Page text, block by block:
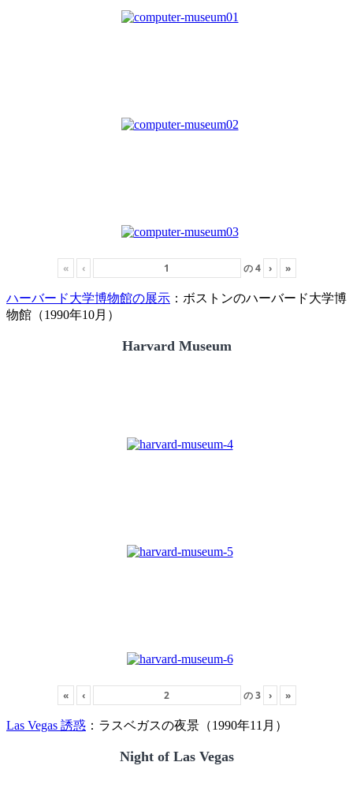
« ‹ の4 › »
ハーバード大学博物館の展示 ：ボストンのハーバード大学博
物館（1990年10月）
Harvard Museum
« ‹ の3 › »
Las Vegas 誘惑 ：ラスベガスの夜景（1990年11月）
Night of Las Vegas